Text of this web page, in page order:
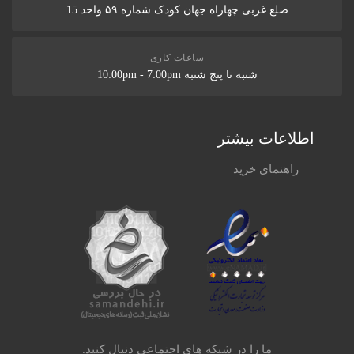
ضلع غربی چهاراه جهان کودک شماره ۵۹ واحد 15
ساعات کاری
شنبه تا پنج شنبه 10:00pm - 7:00pm
اطلاعات بیشتر
راهنمای خرید
ما را در شبکه های اجتماعی دنبال کنید.